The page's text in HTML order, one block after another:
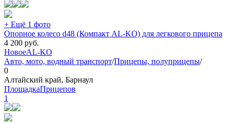
+ Ещё 1 фото
Опорное колесо d48 (Компакт AL-KO) для легкового прицепа
4 200 руб.
НовоеAL-KO
Авто, мото, водный транспорт/Прицепы, полуприцепы/
0
Алтайский край, Барнаул
ПлощадкаПрицепов
1